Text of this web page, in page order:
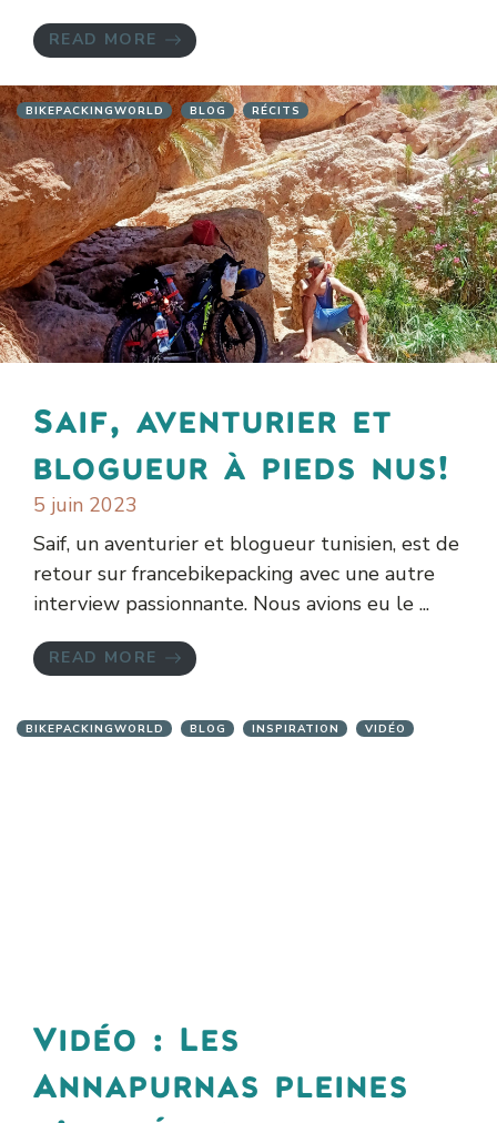
READ MORE
BIKEPACKINGWORLD BLOG RÉCITS
Saif, aventurier et
blogueur à pieds nus!
5 juin 2023
Saif, un aventurier et blogueur tunisien, est de
retour sur francebikepacking avec une autre
interview passionnante. Nous avions eu le ...
READ MORE
BIKEPACKINGWORLD BLOG INSPIRATION VIDÉO
Vidéo : Les
Annapurnas pleines